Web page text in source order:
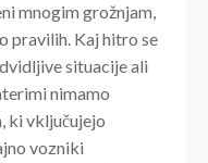
mnogim grožnjam,
pravilih. Kaj hitro se
situacije ali
nimamo
ki vključujejo
vozniki